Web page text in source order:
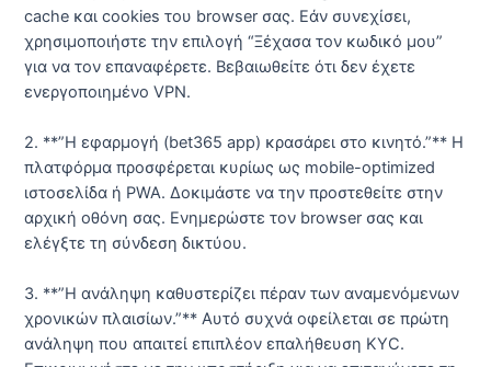
cache και cookies του browser σας. Εάν συνεχίσει,
χρησιμοποιήστε την επιλογή “Ξέχασα τον κωδικό μου”
για να τον επαναφέρετε. Βεβαιωθείτε ότι δεν έχετε
ενεργοποιημένο VPN.
2. **”Η εφαρμογή (bet365 app) κρασάρει στο κινητό.”** Η
πλατφόρμα προσφέρεται κυρίως ως mobile-optimized
ιστοσελίδα ή PWA. Δοκιμάστε να την προστεθείτε στην
αρχική οθόνη σας. Ενημερώστε τον browser σας και
ελέγξτε τη σύνδεση δικτύου.
3. **”Η ανάληψη καθυστερίζει πέραν των αναμενόμενων
χρονικών πλαισίων.”** Αυτό συχνά οφείλεται σε πρώτη
ανάληψη που απαιτεί επιπλέον επαλήθευση KYC.